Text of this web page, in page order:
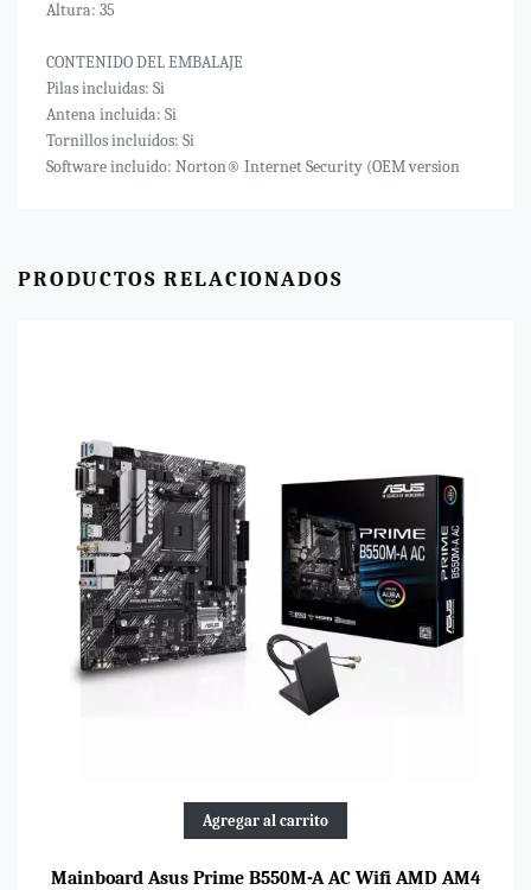
Altura: 35
CONTENIDO DEL EMBALAJE
Pilas incluidas: Si
Antena incluida: Si
Tornillos incluídos: Si
Software incluido: Norton® Internet Security (OEM version
PRODUCTOS RELACIONADOS
Agregar al carrito
Mainboard Asus Prime B550M-A AC Wifi AMD AM4